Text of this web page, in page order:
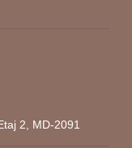
2, MD-2091